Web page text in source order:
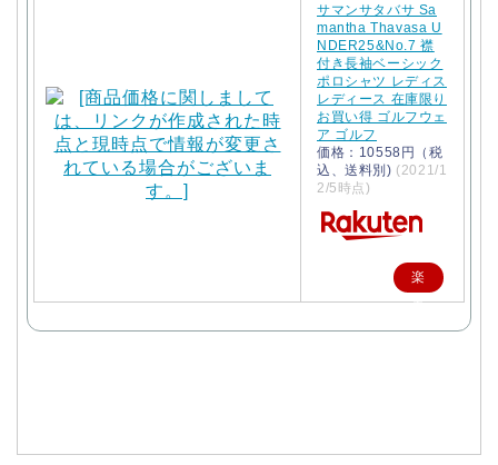
サマンサタバサ Sa
mantha Thavasa U
NDER25&No.7 襟
付き長袖ベーシック
ポロシャツ レディス
レディース 在庫限り
お買い得 ゴルフウェ
ア ゴルフ
価格：10558円（税
込、送料別) (2021/1
2/5時点)
楽
天